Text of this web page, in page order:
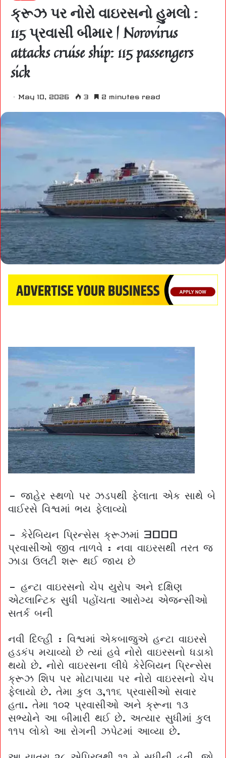
ક્રૂઝ પર નોરો વાઇરસનો હુમલો :
115 પ્રવાસી બીમાર | Norovirus
attacks cruise ship: 115 passengers
sick
May 10, 2026 3 2 minutes read
– જાહેર સ્થળો પર ઝડપથી ફેલાતા એક સાથે બે
વાઈરસે વિશ્વમાં ભય ફેલાવ્યો
– કેરેબિયન પ્રિન્સેસ ક્રૂઝમાં 3000
પ્રવાસીઓ જીવ તાળવે : નવા વાઇરસથી તરત જ
ઝાડા ઉલટી શરૂ થઈ જાય છે
– હન્ટા વાઇરસનો ચેપ યુરોપ અને દક્ષિણ
એટલાન્ટિક સુધી પહોંચતા આરોગ્ય એજન્સીઓ
સતર્ક બની
નવી દિલ્હી : વિશ્વમાં એકબાજુએ હન્ટા વાઇરસે
હડકંપ મચાવ્યો છે ત્યાં હવે નોરો વાઇરસનો ધડાકો
થયો છે. નોરો વાઇરસના લીધે કેરેબિયન પ્રિન્સેસ
ક્રૂઝ શિપ પર મોટાપાયા પર નોરો વાઇરસનો ચેપ
ફેલાયો છે. તેમા કુલ ૩,૧૧૬ પ્રવાસીઓ સવાર
હતા. તેમા ૧૦૨ પ્રવાસીઓ અને ક્રૂના ૧૩
સભ્યોને આ બીમારી થઈ છે. અત્યાર સુધીમાં કુલ
૧૧૫ લોકો આ રોગની ઝપેટમાં આવ્યા છે.
આ યાત્રા ૨૮ એપ્રિલથી ૧૧ મે સુધીની હતી. જો